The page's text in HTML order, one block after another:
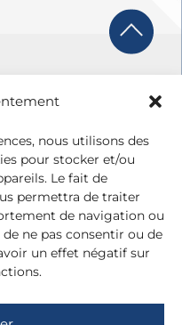
nous utilisons des
pour stocker et/ou
Le fait de
permettra de traiter
de navigation ou
ne pas consentir ou de
un effet négatif sur
- 75009 Paris